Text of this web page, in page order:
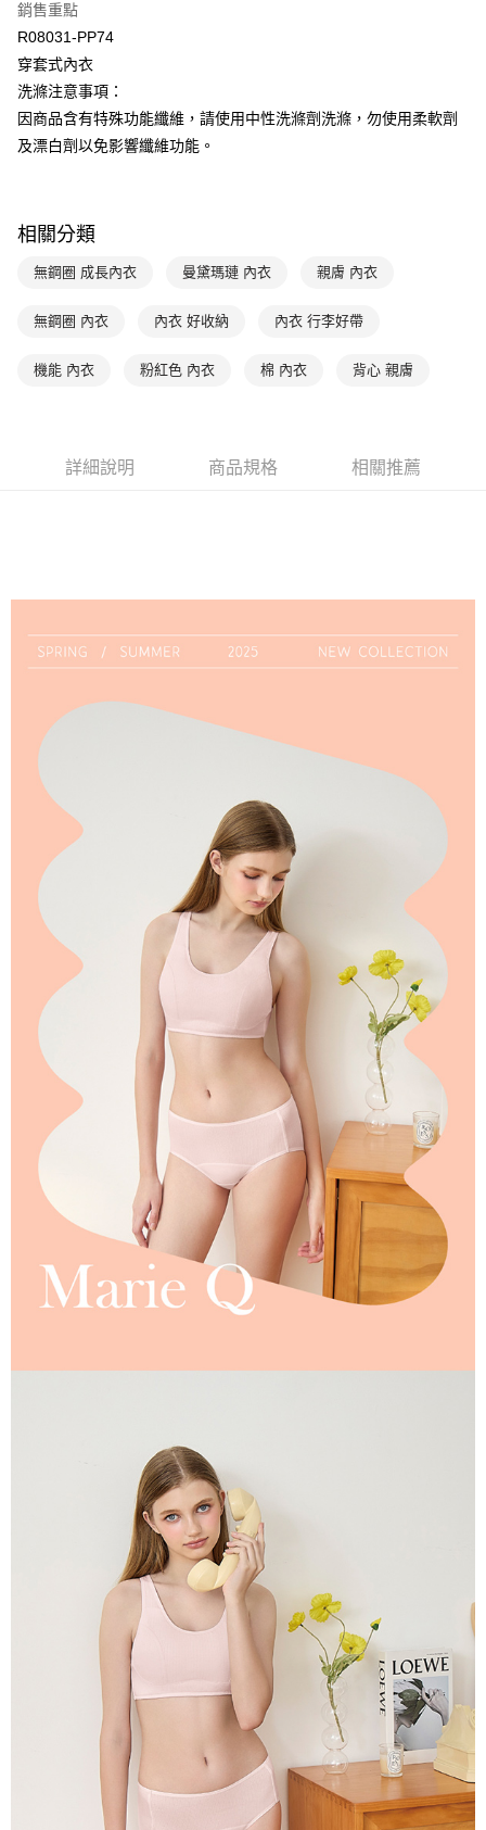
台灣樂天信用卡公司
相關說明
【關於「AFTEE先享後付」】
AFTEE先享後付是「在收到商品之後才付款」的支付方式。 讓您購物簡單
便利好安心！
１．簡單：不需註冊會員、不需綁卡、不需儲值。
２．便利：只要手機號碼，簡訊認證，即可結帳。
３．安心：先確認商品／服務後，再付款。
結帳頁面，進行簡訊認證並確認金額後，即可完成結帳。
２．訂單成立數日內，您將收到繳費通知簡訊。
ATM／網路銀行／等多元方式進行付款，方視為交易完成。
購買商品的店家。未經商家同意取消之訂單仍視為有效，需透過AFTEE先享
是否繳費成功／繳費後需取消欲退款等相關疑問，請聯繫「AFTEE先享後付
１．透過由恩沛科技股份有限公司提供之「AFTEE先享後付」服務完成之交
易，需依本服務之必要範圍內提供個人資料，並將交易相關給付款項請求債
時審查核予不同之上限額度；若仍有額度不足之情形，本公司將視審查結果
請求用戶進行身份認證。
５．嚴禁一人註冊多個帳號或使用他人資訊註冊。若發現惡意使用之情形，
ATM付款
運送方式
全家取貨付款$888免運-以PackAge+配客嘉循環箱包裝寄出
每筆NT$90，滿NT$888(含以上)免運費
每筆NT$90，滿NT$1,000(含以上)免運費
每筆NT$90，滿NT$1,000(含以上)免運費
每筆NT$90，滿NT$1,000(含以上)免運費
離島宅配
每筆NT$150，滿NT$2,000(含以上)免運費
海外宅配 (訂單成立後，請主動於2天內與線上客服核對收
件資料，逾期未確認訂單將自動取消)
銷售重點
R08031-PP74
穿套式內衣
洗滌注意事項：
因商品含有特殊功能纖維，請使用中性洗滌劑洗滌，勿使用柔軟劑
及漂白劑以免影響纖維功能。
相關分類
無鋼圈 成長內衣 曼黛瑪璉 內衣 親膚 內衣
無鋼圈 內衣 內衣 好收納 內衣 行李好帶
機能 內衣 粉紅色 內衣 棉 內衣 背心 親膚
詳細說明 商品規格 相關推薦